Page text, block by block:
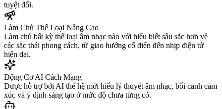
tuyệt đối.
Làm Chủ Thể Loại Nâng Cao
Làm chủ bất kỳ thể loại âm nhạc nào với hiểu biết sâu sắc hơn về
các sắc thái phong cách, từ giao hưởng cổ điển đến nhịp điện tử
hiện đại.
Động Cơ AI Cách Mạng
Được hỗ trợ bởi AI thế hệ mới hiểu lý thuyết âm nhạc, bối cảnh cảm
xúc và ý định sáng tạo ở mức độ chưa từng có.